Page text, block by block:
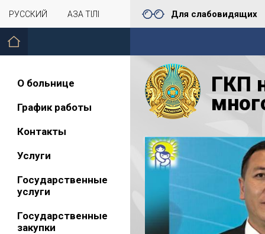
РУССКИЙ ҚАЗАҚ ТІЛІ Для слабовидящих
О больнице
График работы
Контакты
Услуги
Государственные
услуги
Государственные
закупки
ГКП